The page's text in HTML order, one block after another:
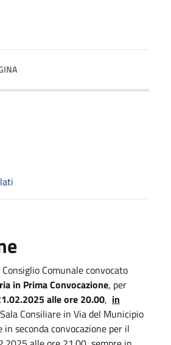
Comunale convocato
in Prima Convocazione, per
alle ore 20.00, in
Consiliare in Via del Municipio
seconda convocazione per il